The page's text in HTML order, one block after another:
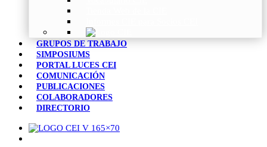
GRUPOS DE TRABAJO
SIMPOSIUMS
PORTAL LUCES CEI
COMUNICACIÓN
PUBLICACIONES
COLABORADORES
DIRECTORIO